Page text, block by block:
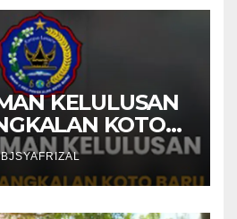
KELULUSAN
KOTO
AJARAN 2025-
BJSYAFRIZAL